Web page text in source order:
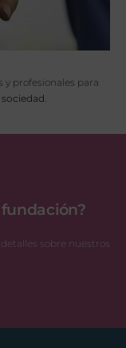
y profesionales para
sobre nuestros